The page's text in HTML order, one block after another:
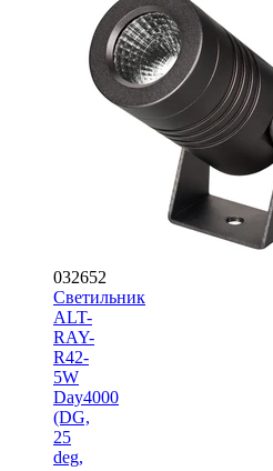
032652
Светильник
ALT-
RAY-
R42-
5W
Day4000
(DG,
25
deg,